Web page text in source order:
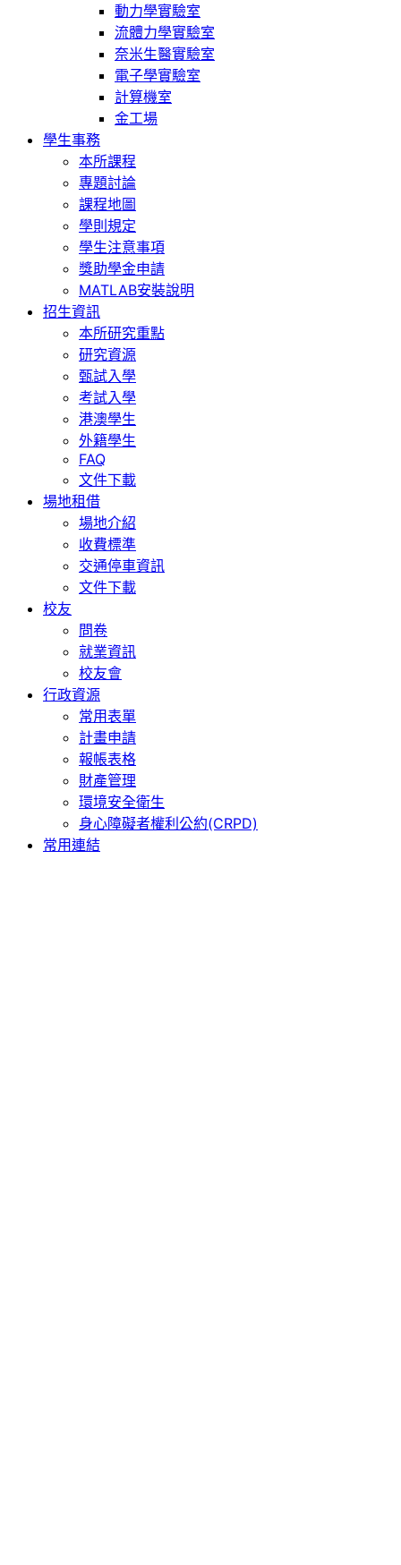
動力學實驗室
流體力學實驗室
奈米生醫實驗室
電子學實驗室
計算機室
金工場
學生事務
本所課程
專題討論
課程地圖
學則規定
學生注意事項
獎助學金申請
MATLAB安裝說明
招生資訊
本所研究重點
研究資源
甄試入學
考試入學
港澳學生
外籍學生
FAQ
文件下載
場地租借
場地介紹
收費標準
交通停車資訊
文件下載
校友
問卷
就業資訊
校友會
行政資源
常用表單
計畫申請
報帳表格
財產管理
環境安全衛生
身心障礙者權利公約(CRPD)
常用連結